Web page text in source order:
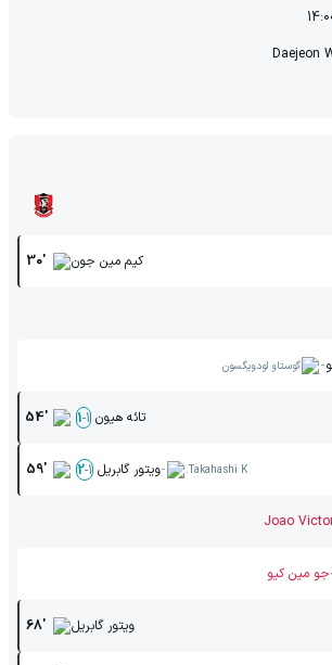
Daejeon
30' کیم مین جون
- گوستاو لودویگسون
54' 1
-
1 تائه هیون
59' 1
-
2 ویتور گابریل- Takahashi K.
Joao
جو مین کیو
68' ویتور گابریل